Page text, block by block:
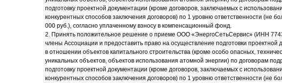
подготовку проектной документации (кроме договоров, заключаемых с
конкурентных способов заключения договоров) по 1 уровню ответственности (не
000 руб.), согласно уплаченному взносу в компенсационный фонд.
2. Принять положительное решение о приеме ООО «ЭнергоСетьСервис» (ИНН
члены Ассоциации и предоставить право на осуществление подготовки проектной
в отношении объектов капитального строительства (кроме особо опасных,
уникальных объектов, объектов использования атомной энергии) по договорам
подготовку проектной документации (кроме договоров, заключаемых с
конкурентных способов заключения договоров) по 1 уровню ответственности (не